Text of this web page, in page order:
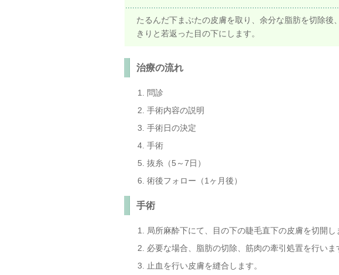
たるんだ下まぶたの皮膚を取り、余分な脂肪を切除後
きりと若返った目の下にします。
治療の流れ
問診
手術内容の説明
手術日の決定
手術
抜糸（5～7日）
術後フォロー（1ヶ月後）
手術
局所麻酔下にて、目の下の睫毛直下の皮膚を切開し
必要な場合、脂肪の切除、筋肉の牽引処置を行いま
止血を行い皮膚を縫合します。